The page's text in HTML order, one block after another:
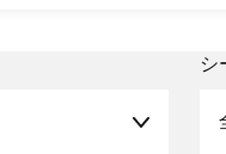
シ